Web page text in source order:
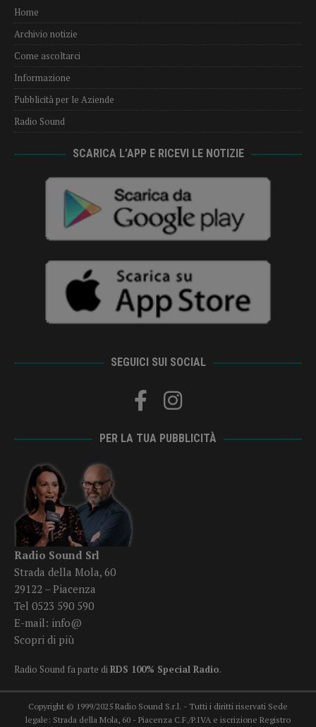
Home
Archivio notizie
Come ascoltarci
Informazione
Pubblicità per le Aziende
Radio Sound
SCARICA L’APP E RICEVI LE NOTIZIE
SEGUICI SUI SOCIAL
PER LA TUA PUBBLICITÀ
Radio Sound Srl
Strada della Mola, 60
29122 – Piacenza
Tel 0523 590 590
E-mail: info@
Scopri di più
Radio Sound fa parte diRDS 100% Special Radio.
Copyright © 1999/2025 Radio Sound S.r.l. - Tutti i diritti riservati Sede
legale: Strada della Mola, 60 - Piacenza C.F./P.IVA e iscrizione Registro